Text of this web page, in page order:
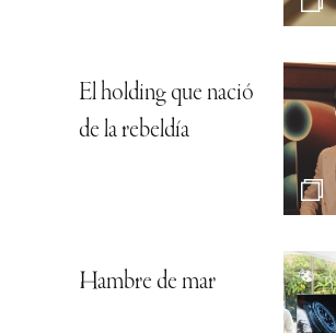
El holding que nació
de la rebeldía
Hambre de mar